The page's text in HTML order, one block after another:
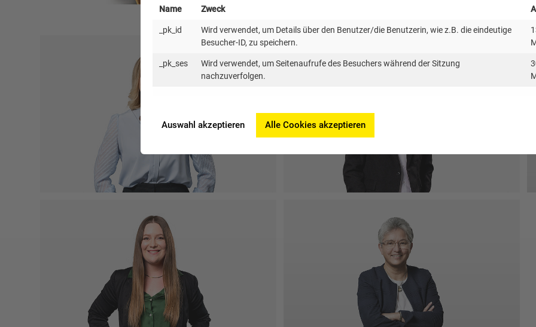
anja.klaus(at)kea-bw.de
Benjamin Frank, Leitung Controlling.
Nelli Schmidt
Referentin Personal und Finanzwesen
Telefon: 0721 98471-46
nelli.schmidt(at)kea-bw.de
Justin Scholz
Mobil: 0162 3466799
justin.scholz(at)kea-bw.de
Tiffany Wirth
Sachbearbeiterin Betriebliche
Telefon: 0721 98471-76
Marlies Zinser
Personalreferentin Standort Stuttgart
Telefon: 0711 489825-03
Mobil: 01520 4673991
Name Zweck
_pk_id
Wird verwendet, um Details über den Benutzer/die Benutzerin, wie z.B. die eindeutige
Besucher-ID, zu speichern.
_pk_ses
Wird verwendet, um Seitenaufrufe des Besuchers während der Sitzung
nachzuverfolgen.
Auswahl akzeptieren Alle Cookies akzeptieren